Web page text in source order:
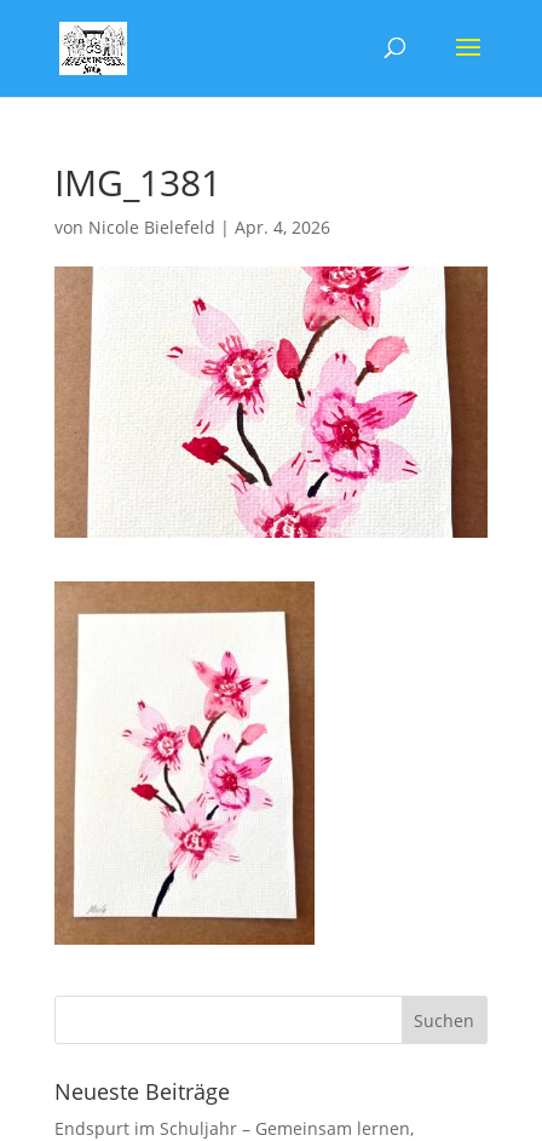
IMG_1381
von Nicole Bielefeld | Apr. 4, 2026
Neueste Beiträge
Endspurt im Schuljahr – Gemeinsam lernen,